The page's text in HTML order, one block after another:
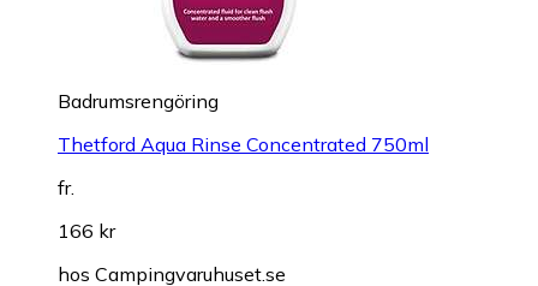
Badrumsrengöring
Thetford Aqua Rinse Concentrated 750ml
fr.
166 kr
hos Campingvaruhuset.se